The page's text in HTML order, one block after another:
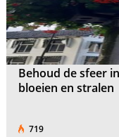
Behoud de sfeer
bloeien en stralen
719